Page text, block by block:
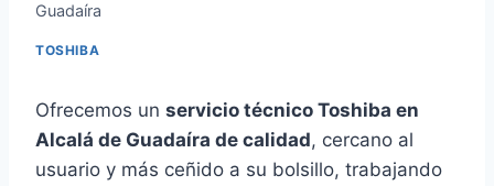
Guadaíra
TOSHIBA
Ofrecemos un servicio técnico Toshiba en
Alcalá de Guadaíra de calidad, cercano al
usuario y más ceñido a su bolsillo, trabajando